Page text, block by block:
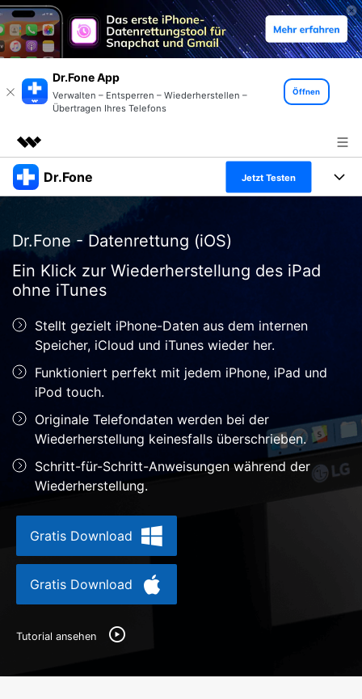
Dr.Fone App
Verwalten – Entsperren – Wiederherstellen –
Übertragen Ihres Telefons
Öffnen
Top-Produkte
KI-gestützte digitale Kreativität
Dienstprogramme
Überblick
Lösungen
Über uns
Presseraum
Shop
Support
Dr.Fone Jetzt Testen
Alles-in-einem-Toolkit
Weitere Tools und Apps
Full Toolkit anzeigen >
Lösungen
Entdecken Sie weitere Dr.Fone-Lösungen
Lernen und Unterstützung
Ressourcen & Lernen
Hilfe und Unterstützung erhalten
Android 16 FRP-Umgehung
DOWNLOAD
Dr.Fone - Datenrettung (iOS)
Ein Klick zur Wiederherstellung des iPad
ohne iTunes
Stellt gezielt iPhone-Daten aus dem internen
Speicher, iCloud und iTunes wieder her.
Funktioniert perfekt mit jedem iPhone, iPad und
iPod touch.
Originale Telefondaten werden bei der
Wiederherstellung keinesfalls überschrieben.
Schritt-für-Schritt-Anweisungen während der
Wiederherstellung.
Gratis Download
Gratis Download
Tutorial ansehen